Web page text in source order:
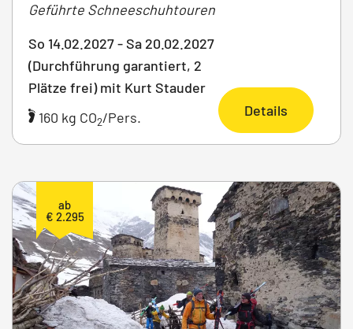
Geführte Schneeschuhtouren
So 14.02.2027 - Sa 20.02.2027
(Durchführung garantiert, 2
Plätze frei) mit Kurt Stauder
160 kg CO2/Pers. Details
ab
€ 2.295